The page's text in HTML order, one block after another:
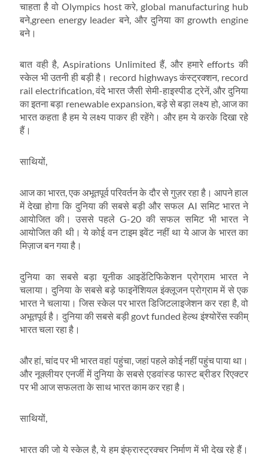
चाहता है वो Olympics host करे, global manufacturing hub
बने,green energy leader बने, और दुनिया का growth engine
बने।
बात वही है, Aspirations Unlimited हैं, और हमारे efforts की
स्केल भी उतनी ही बड़ी है। record highways कंस्ट्रक्शन, record
rail electrification, वंदे भारत जैसी सेमी-हाइस्पीड ट्रेनें, और दुनिया
का इतना बड़ा renewable expansion, बड़े से बड़ा लक्ष्य हो, आज का
भारत कहता है हम ये लक्ष्य पाकर ही रहेंगे। और हम ये करके दिखा रहे
हैं।
साथियों,
आज का भारत, एक अभूतपूर्व परिवर्तन के दौर से गुज़र रहा है। आपने हाल
में देखा होगा कि दुनिया की सबसे बड़ी और सफल AI समिट भारत ने
आयोजित की। उससे पहले G-20 की सफल समिट भी भारत ने
आयोजित की थी। ये कोई वन टाइम इवेंट नहीं था ये आज के भारत का
मिज़ाज बन गया है।
दुनिया का सबसे बड़ा यूनीक आइडेंटिफिकेशन प्रोग्राम भारत ने
चलाया। दुनिया के सबसे बड़े फाइनेंशियल इंक्लूजन प्रोग्राम में से एक
भारत ने चलाया। जिस स्केल पर भारत डिजिटलाइजेशन कर रहा है, वो
अभूतपूर्व है। दुनिया की सबसे बड़ी govt funded हेल्थ इंश्योरेंस स्कीम्
भारत चला रहा है।
और हां, चांद पर भी भारत वहां पहुंचा, जहां पहले कोई नहीं पहुंच पाया था।
और नूक्लीयर एनर्जी में दुनिया के सबसे एडवांस्ड फास्ट ब्रीडर रिएक्टर
पर भी आज सफलता के साथ भारत काम कर रहा है।
साथियों,
भारत की जो ये स्केल है, ये हम इंफ्रास्ट्रक्चर निर्माण में भी देख रहे हैं।